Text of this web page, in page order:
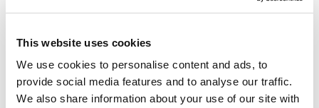
This website uses cookies
We use cookies to personalise content and ads, to
provide social media features and to analyse our traffic.
We also share information about your use of our site with